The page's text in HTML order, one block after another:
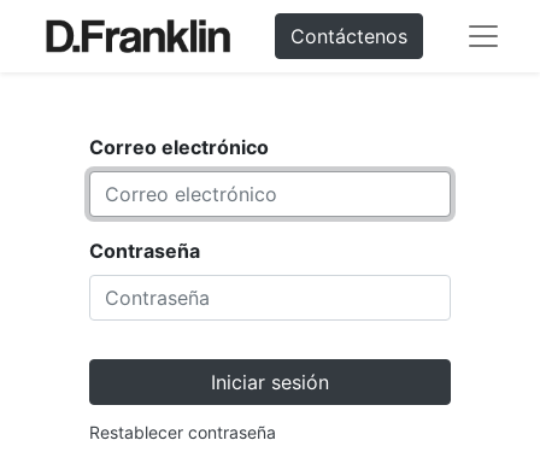
Contáctenos
Correo electrónico
Contraseña
Iniciar sesión
Restablecer contraseña